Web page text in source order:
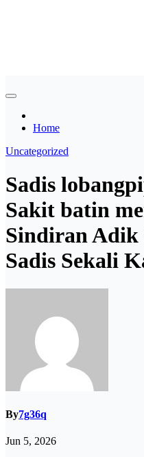
Home
Uncategorized
Sadis
Sakit batin
Sindiran Adik
Sadis Sekali
By7g36q
Jun 5, 2026